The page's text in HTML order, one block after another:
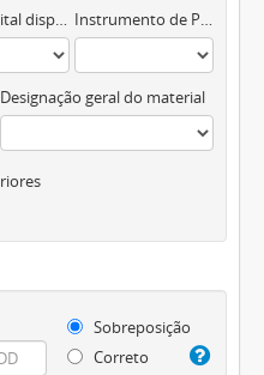
Objeto digital disponível Instrumento de Pesquisa
Designação geral do material
Sobreposição
Correto